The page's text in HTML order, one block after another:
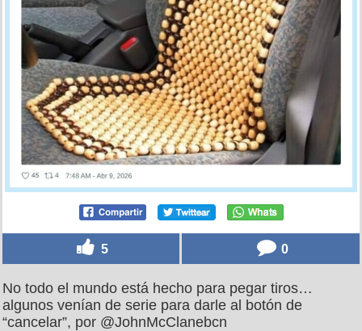
5 0
No todo el mundo está hecho para pegar tiros…
algunos venían de serie para darle al botón de
“cancelar”, por @JohnMcClanebcn